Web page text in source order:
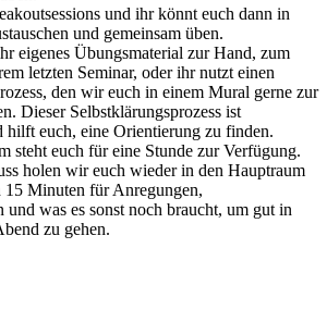
und ihr könnt euch dann in
und gemeinsam üben.
eigenes Übungsmaterial zur Hand, zum
letzten Seminar, oder ihr nutzt einen
den wir euch in einem Mural gerne zur
Dieser Selbstklärungsprozess ist
hilft euch, eine Orientierung zu finden.
steht euch für eine Stunde zur Verfügung.
holen wir euch wieder in den Hauptraum
15 Minuten für Anregungen,
und was es sonst noch braucht, um gut in
zu gehen.